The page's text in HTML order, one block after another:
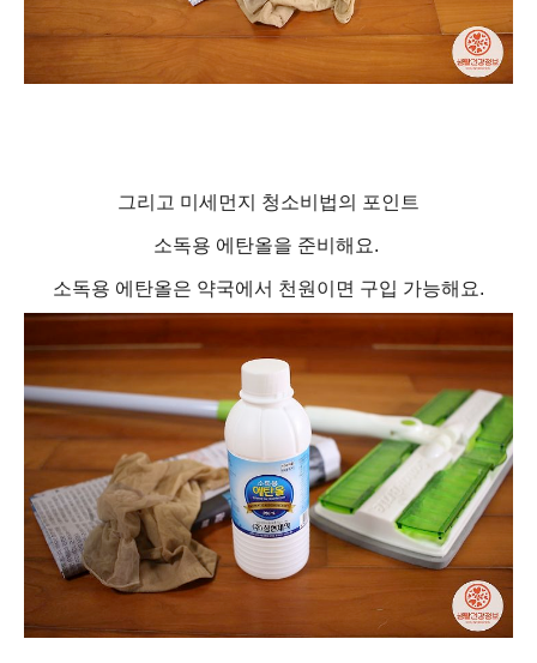
그리고 미세먼지 청소비법의 포인트
소독용 에탄올을 준비해요.
소독용 에탄올은 약국에서 천원이면 구입 가능해요.